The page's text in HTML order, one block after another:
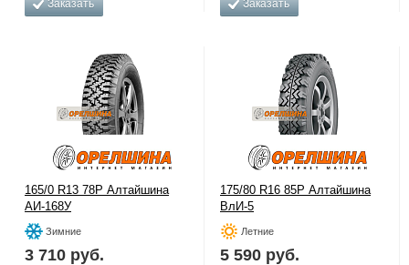
Заказать Заказать
165/0 R13 78P Алтайшина
АИ-168У
Зимние
3 710 руб.
175/80 R16 85P Алтайшина
ВлИ-5
Летние
5 590 руб.